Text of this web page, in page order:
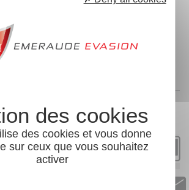
TECHNIQUE
CARACTÉRISTIQUES DE « PLA
des cookies et vous donne
sur ceux que vous souhaitez
activer